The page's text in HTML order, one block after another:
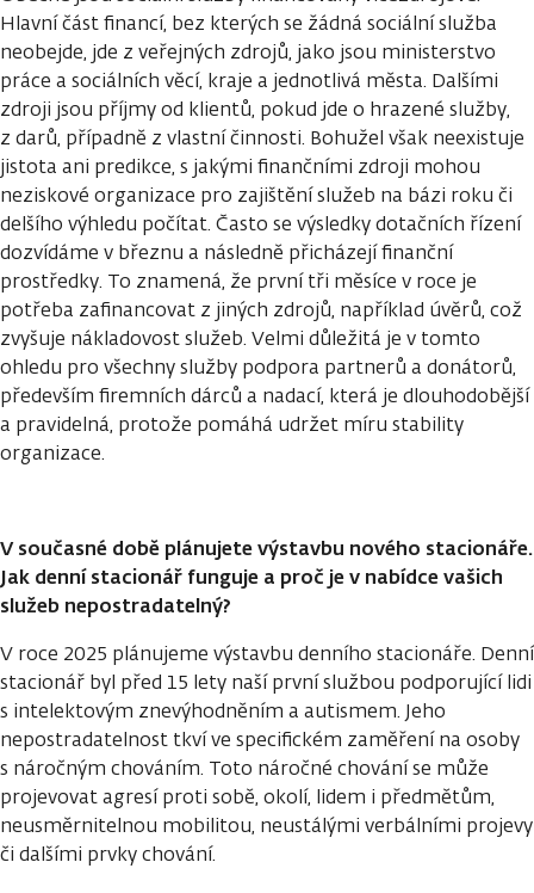
Hlavní část financí, bez kterých se žádná sociální služba
neobejde, jde z veřejných zdrojů, jako jsou ministerstvo
práce a sociálních věcí, kraje a jednotlivá města. Dalšími
zdroji jsou příjmy od klientů, pokud jde o hrazené služby,
z darů, případně z vlastní činnosti. Bohužel však neexistuje
jistota ani predikce, s jakými finančními zdroji mohou
neziskové organizace pro zajištění služeb na bázi roku či
delšího výhledu počítat. Často se výsledky dotačních řízení
dozvídáme v březnu a následně přicházejí finanční
prostředky. To znamená, že první tři měsíce v roce je
potřeba zafinancovat z jiných zdrojů, například úvěrů, což
zvyšuje nákladovost služeb. Velmi důležitá je v tomto
ohledu pro všechny služby podpora partnerů a donátorů,
především firemních dárců a nadací, která je dlouhodobější
a pravidelná, protože pomáhá udržet míru stability
organizace.
V současné době plánujete výstavbu nového stacionáře.
Jak denní stacionář funguje a proč je v nabídce vašich
služeb nepostradatelný?
V roce 2025 plánujeme výstavbu denního stacionáře. Denní
stacionář byl před 15 lety naší první službou podporující lidi
s intelektovým znevýhodněním a autismem. Jeho
nepostradatelnost tkví ve specifickém zaměření na osoby
s náročným chováním. Toto náročné chování se může
projevovat agresí proti sobě, okolí, lidem i předmětům,
neusměrnitelnou mobilitou, neustálými verbálními projevy
či dalšími prvky chování.